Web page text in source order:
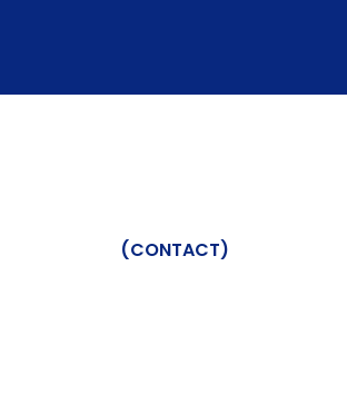
(CONTACT)